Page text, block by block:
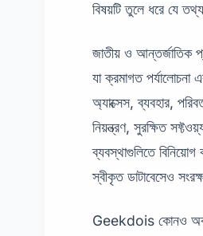
বিষয়টি তুলে ধরে যে
জাতীয় ও আন্তর্জাতিক
যা ক্রমাগত
অ্যাক্সেস, ব্যবহার,
নিয়ন্ত্রণ, সুরক্ষিত
ব্যবস্থাগুলিতে
স্বীকৃত ডাটাবেসেও
Geekdois কোনও